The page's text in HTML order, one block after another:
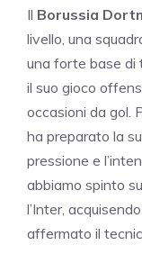
Il Borussia
livello, una
una forte base di
il suo gioco
occasioni da gol.
ha preparato la
pressione e
abbiamo spinto
l’Inter,
affermato il